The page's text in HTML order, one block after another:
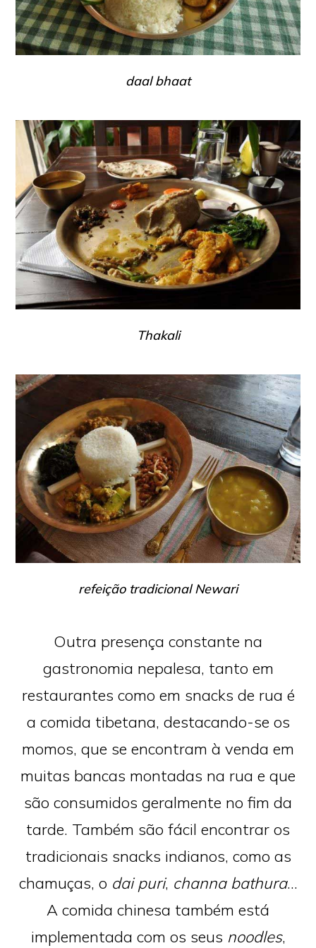
daal bhaat
Thakali
refeição tradicional Newari
Outra presença constante na
gastronomia nepalesa, tanto em
restaurantes como em snacks de rua é
a comida tibetana, destacando-se os
momos, que se encontram à venda em
muitas bancas montadas na rua e que
são consumidos geralmente no fim da
tarde. Também são fácil encontrar os
tradicionais snacks indianos, como as
chamuças, o dai puri, channa bathura…
A comida chinesa também está
implementada com os seus noodles,